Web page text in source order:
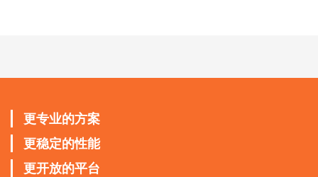
更专业的方案
更稳定的性能
更开放的平台